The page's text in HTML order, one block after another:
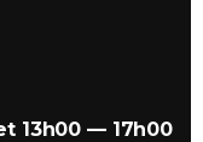
13h00 — 17h00